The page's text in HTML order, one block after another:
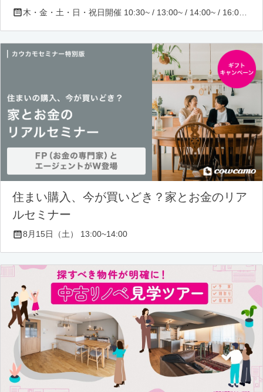
住まい購入、今が買いどき？家とお金のリア
ルセミナー
8月15日（土） 13:00~14:00